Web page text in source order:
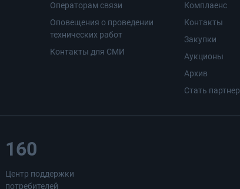
Операторам связи
Оповещения о проведении
технических работ
Контакты для СМИ
Комплаенс
Контакты
Закупки
Аукционы
Архив
Стать
160
Центр поддержки
потребителей